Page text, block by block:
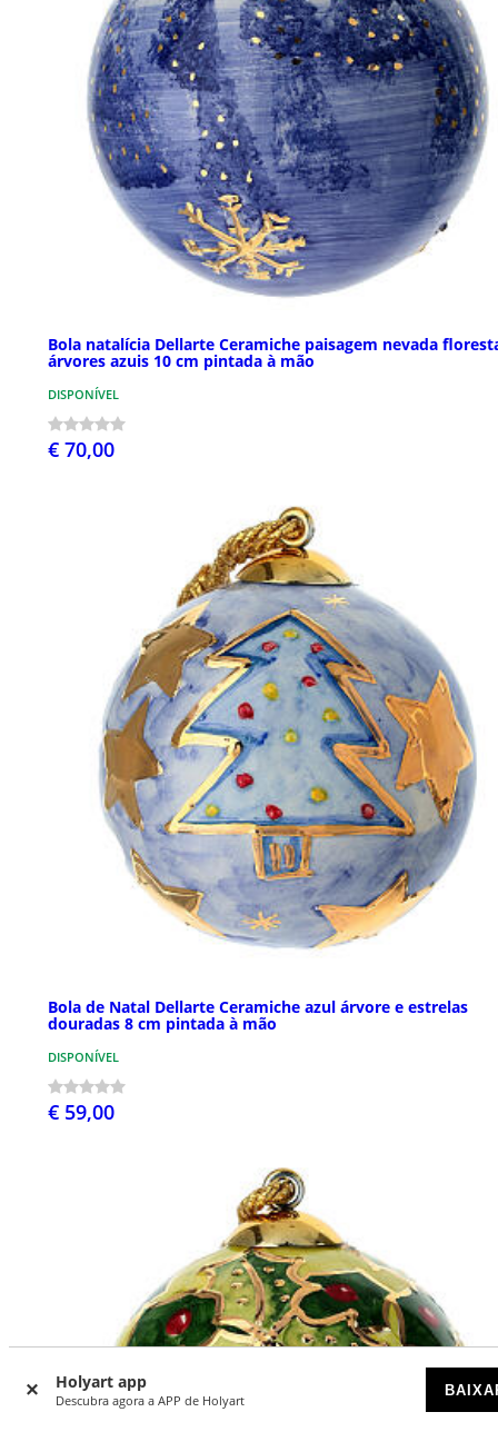
Holyart app
Descubra agora a APP de Holyart
Bola natalícia Dellarte Ceramiche paisagem nevada
árvores azuis 10 cm pintada à mão
DISPONÍVEL
€ 70,00
Bola de Natal Dellarte Ceramiche azul árvore e estrelas
douradas 8 cm pintada à mão
DISPONÍVEL
€ 59,00